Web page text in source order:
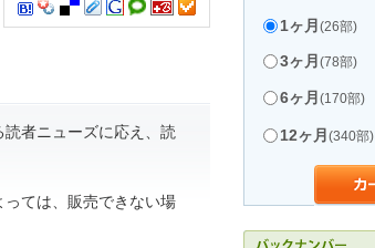
1ヶ月 (26部)
3ヶ月 (78部)
6ヶ月 (170部)
12ヶ月 (340部)
者ニューズに応え、読
ては、販売できない場